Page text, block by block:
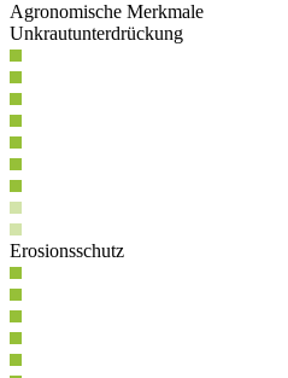
Agronomische Merkmale
Unkrautunterdrückung
Erosionsschutz